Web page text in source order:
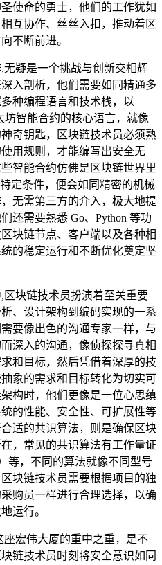
使命的勇士，他们的工作犹如
互协作、丝丝入扣，推动着区
不断前进。
无疑是一个挑战与创新交相辉
入剖析，他们需要如同精通多
种编程语言和技术栈，以
坊智能合约的核心语言，就像
奇钥匙，区块链技术员必须熟
用规则，才能编写出安全无
智能合约仿佛是区块链世界里
定条件，便会如同精密的机械
无需第三方的介入，极大地提
还需要熟悉 Go、Python 等功
块链节点、客户端以及各种相
的稳定运行和不断优化奠定坚
块链技术员扮演着至关重要
、设计架构到编码实现的一系
要像出色的沟通专家一样，与
深入的沟通，像侦探探寻真相
和目标，然后凭借着深厚的技
象的需求和目标转化为切实可
构时，他们更像是一位心思缜
的性能、安全性、可扩展性等
适的共识算法，则是确保区块
，常见的共识算法有工作量证
等，不同的算法就像不同型号
块链技术员需要根据项目的独
购员一样进行合理选择，以确
运行。
宏伟大厦的重中之重，是不
链技术员时刻将安全意识如同